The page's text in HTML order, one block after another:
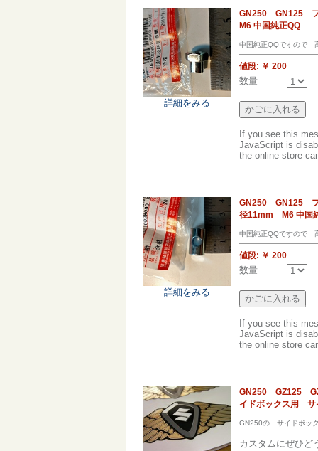
詳細をみる
GN250 GN125
M6 中国純正QQ
中国純正QQですので
値段: ￥ 200
数量
If you see this
JavaScript is
the online store
詳細をみる
GN250 GN125
径11mm M6 中国
中国純正QQですので
値段: ￥ 200
数量
If you see this
JavaScript is
the online store
GN250 GZ125
イドボックス用
GN250の サイドボッ
カスタムにぜひど